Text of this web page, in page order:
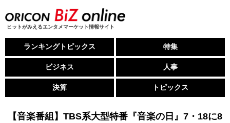
ヒットがみえるエンタメマーケット情報サイト
ランキングトピックス 特集
ビジネス 人事
決算 トピックス
【音楽番組】TBS系大型特番『音楽の日』7・18に8